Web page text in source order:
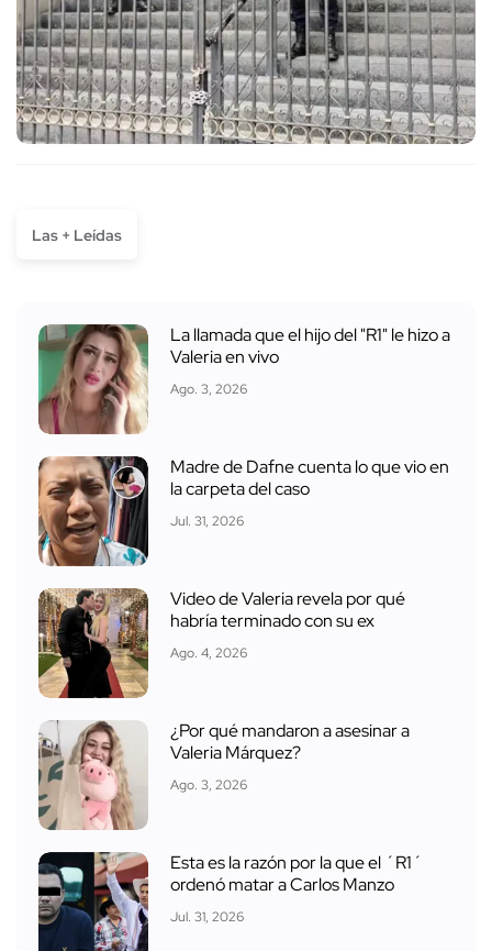
Las + Leídas
La llamada que el hijo del "R1" le hizo a
Valeria en vivo
Ago. 3, 2026
Madre de Dafne cuenta lo que vio en
la carpeta del caso
Jul. 31, 2026
Video de Valeria revela por qué
habría terminado con su ex
Ago. 4, 2026
¿Por qué mandaron a asesinar a
Valeria Márquez?
Ago. 3, 2026
Esta es la razón por la que el ´R1´
ordenó matar a Carlos Manzo
Jul. 31, 2026